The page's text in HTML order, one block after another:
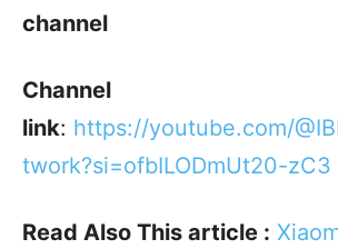
channel
Channel
link: https://youtube.com/
twork?si=ofbILODmUt20-zC3
Read Also This article :